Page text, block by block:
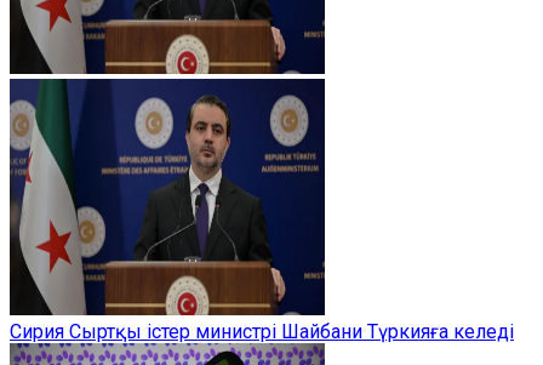
Сирия Сыртқы істер министрі Шайбани Түркияға келеді